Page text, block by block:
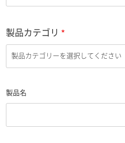
製品カテゴリ
製品名